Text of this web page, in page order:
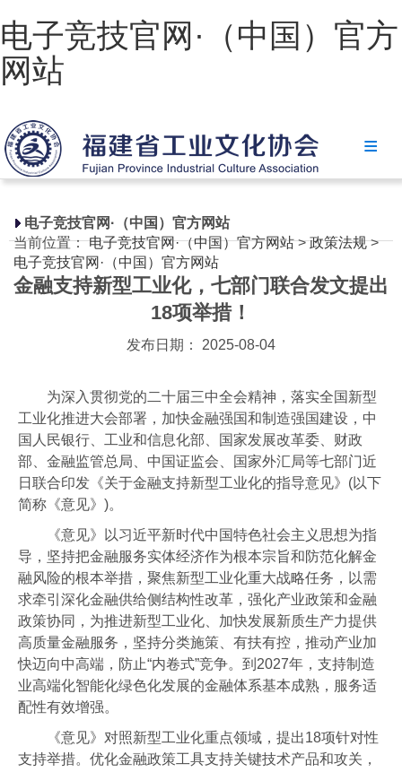
电子竞技官网·（中国）官方
网站
电子竞技官网·（中国）官方网站
协会简介
政策法规
电子竞技官网·（中国）官方网站
省级政策
工业视频
会员风采
协会月刊
加入我们
电子竞技官网·（中国）官方网站
当前位置：电子竞技官网·（中国）官方网站>政策法规>
电子竞技官网·（中国）官方网站
金融支持新型工业化，七部门联合发文提出
18项举措！
发布日期： 2025-08-04
为深入贯彻党的二十届三中全会精神，落实全国新型
工业化推进大会部署，加快金融强国和制造强国建设，中
国人民银行、工业和信息化部、国家发展改革委、财政
部、金融监管总局、中国证监会、国家外汇局等七部门近
日联合印发《关于金融支持新型工业化的指导意见》(以下
简称《意见》)。
《意见》以习近平新时代中国特色社会主义思想为指
导，坚持把金融服务实体经济作为根本宗旨和防范化解金
融风险的根本举措，聚焦新型工业化重大战略任务，以需
求牵引深化金融供给侧结构性改革，强化产业政策和金融
政策协同，为推进新型工业化、加快发展新质生产力提供
高质量金融服务，坚持分类施策、有扶有控，推动产业加
快迈向中高端，防止“内卷式”竞争。到2027年，支持制造
业高端化智能化绿色化发展的金融体系基本成熟，服务适
配性有效增强。
《意见》对照新型工业化重点领域，提出18项针对性
支持举措。优化金融政策工具支持关键技术产品和攻关，